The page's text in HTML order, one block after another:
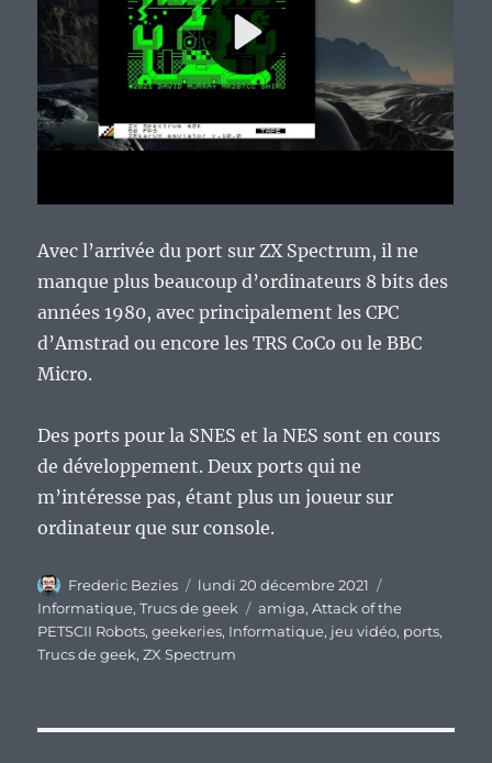
Avec l’arrivée du port sur ZX Spectrum, il ne
manque plus beaucoup d’ordinateurs 8 bits des
années 1980, avec principalement les CPC
d’Amstrad ou encore les TRS CoCo ou le BBC
Micro.
Des ports pour la SNES et la NES sont en cours
de développement. Deux ports qui ne
m’intéresse pas, étant plus un joueur sur
ordinateur que sur console.
Auteur
Frederic Bezies
Publié
le
lundi 20 décembre 2021
Informatique,Trucs de geek Étiquettes
amiga,Attack of the
PETSCII Robots,geekeries, Informatique, jeu vidéo, ports,
Trucs de geek,ZX Spectrum